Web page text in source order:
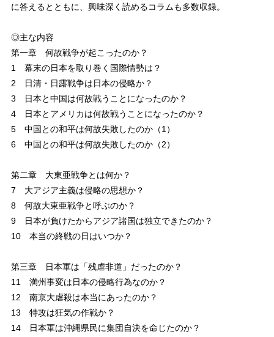
に答えるとともに、興味深く読めるコラムも多数収録。
◎主な内容
第一章 何故戦争が起こったのか？
1 幕末の日本を取り巻く国際情勢は？
2 日清・日露戦争は日本の侵略か？
3 日本と中国は何故戦うことになったのか？
4 日本とアメリカは何故戦うことになったのか？
5 中国との和平は何故失敗したのか（1）
6 中国との和平は何故失敗したのか（2）
第二章 大東亜戦争とは何か？
7 大アジア主義は侵略の思想か？
8 何故大東亜戦争と呼ぶのか？
9 日本が負けたからアジア諸国は独立できたのか？
10 本当の終戦の日はいつか？
第三章 日本軍は「残虐非道」だったのか？
11 満州事変は日本の侵略行為なのか？
12 南京大虐殺は本当にあったのか？
13 特攻は狂気の作戦か？
14 日本軍は沖縄県民に集団自決を命じたのか？